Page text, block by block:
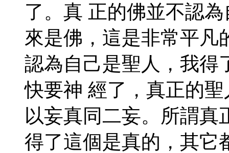
了。真 正的佛並不認
來是佛，這是非常平凡
認為自己是聖人，我得
快要神 經了，真正的
以妄真同二妄。所謂真
得了這個是真的，其它